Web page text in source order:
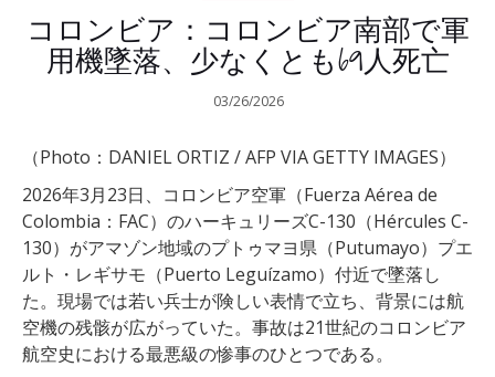
コロンビア：コロンビア南部で軍
用機墜落、少なくとも69人死亡
03/26/2026
（Photo：DANIEL ORTIZ / AFP VIA GETTY IMAGES）
2026年3月23日、コロンビア空軍（Fuerza Aérea de
Colombia：FAC）のハーキュリーズC-130（Hércules C-
130）がアマゾン地域のプトゥマヨ県（Putumayo）プエ
ルト・レギサモ（Puerto Leguízamo）付近で墜落し
た。現場では若い兵士が険しい表情で立ち、背景には航
空機の残骸が広がっていた。事故は21世紀のコロンビア
航空史における最悪級の惨事のひとつである。